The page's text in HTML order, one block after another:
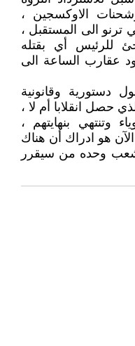
الاوكسجين ،
ترنو الى المستقبل ،
للرئيس أي بقتله
عقارب الساعة الى
دستورية وقانونية
حصل انقلابا أم لا ،
وتنتهي بنهايتهم ،
هو ادراك أن هناك
وحده من سيقرر